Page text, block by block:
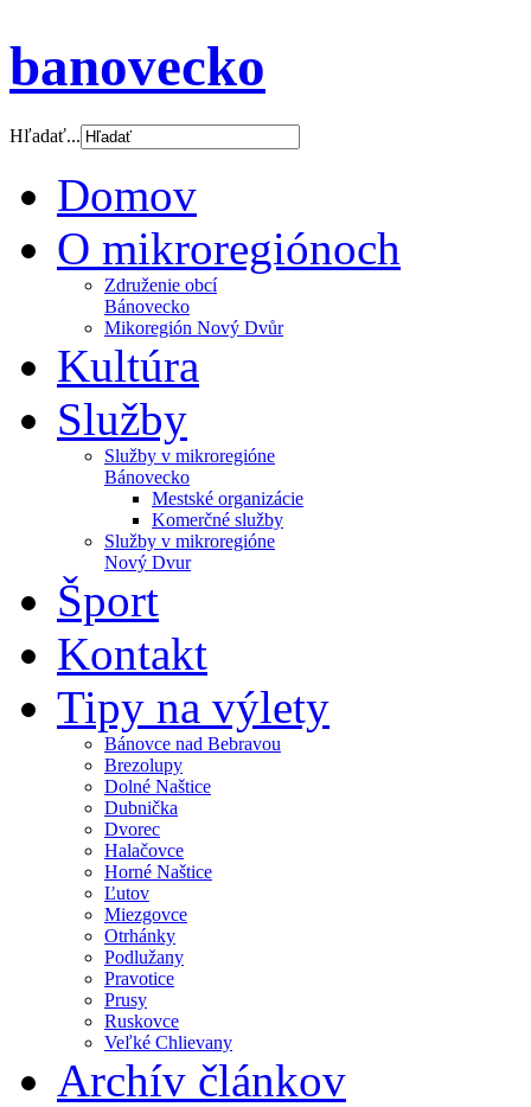
banovecko
Hľadať...
Domov
O mikroregiónoch
Združenie obcí
Bánovecko
Mikoregión Nový Dvůr
Kultúra
Služby
Služby v mikroregióne
Bánovecko
Mestské organizácie
Komerčné služby
Služby v mikroregióne
Nový Dvur
Šport
Kontakt
Tipy na výlety
Bánovce nad Bebravou
Brezolupy
Dolné Naštice
Dubnička
Dvorec
Halačovce
Horné Naštice
Ľutov
Miezgovce
Otrhánky
Podlužany
Pravotice
Prusy
Ruskovce
Veľké Chlievany
Archív článkov